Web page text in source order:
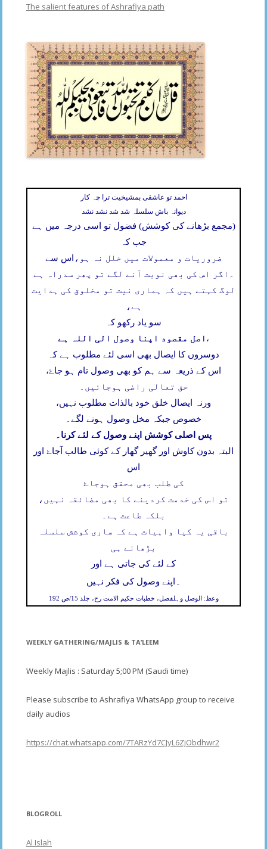
The salient features of Ashrafiya path
احمد تو عاشقی بمشیخیت ترا چہ کار
دیوانہ باش سلسلہ شد شد نشد نشد
(مجمع بڑھانے کی کوشش) فضول تو اسی درجہ میں ہے
جب کہ
اس سے ضروریات و معمولات میں خلل نہ ہو،
اگر اس کی بھی نوبت آنے لگے تو پھر سدراہ ہے
لوگ کہتے ہیں کہ ہماری نیت تو مخلوق کی ہدایت
ہے،
سو یاد رکھو کہ
اصل مقصود اپنا وصول الی اللہ ہے ،
دوسروں کا ایصال بھی اسی لئے مطلوب ہے کہ
اس کے ذریعہ سے ہم کو بھی وصول تام ہو جاۓ،
حق تعالی راضی ہوجائیں۔
ورنہ ایصال خلق خود بالذات مطلوب نہیں،
خصوص جبکہ مخل وصول ہونے لگے۔
پس اصلی کوشش اپنے وصول کے لئے کرنا۔
البتہ بدون کاوش اور گھیر گھار کے کوئی طالب آجاۓ اور
اس
کی طلب بھی محقق ہوجاۓ
تو اس کی خدمت کردینے کا بھی مضائقہ نہیں،
بلکہ طاعت ہے۔
باقی یہ کیا واہیات ہے کہ ساری کوشش سلسلہ
بڑھانے ہی
کے لئے کی جاتی ہے اور
اپنے وصول کی فکر نہیں ۔
وعظ: الوصل وہلفصل، خطبات حکیم الامت رح، جلد 15/ص 192
WEEKLY GATHERING/MAJLIS & TA’LEEM
Weekly Majlis : Saturday 5;00 PM (Saudi time)
Please subscribe to Ashrafiya WhatsApp group to receive
daily audios
https://chat.whatsapp.com/7TARzYd7CJyL6ZjObdhwr2
BLOGROLL
Al Islah